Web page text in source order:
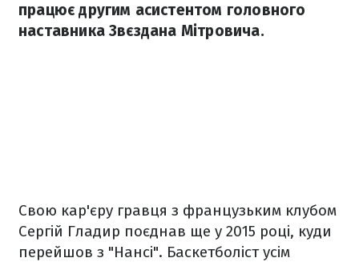
працює другим асистентом головного
наставника Звєздана Мітровича.
Свою кар'єру гравця з французьким клубом
Сергій Гладир поєднав ще у 2015 році, куди
перейшов з "Нансі". Баскетболіст усім